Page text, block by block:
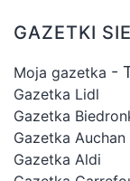
GAZETKI
Moja gazetka -
Gazetka Lidl
Gazetka
Gazetka Auchan
Gazetka Aldi